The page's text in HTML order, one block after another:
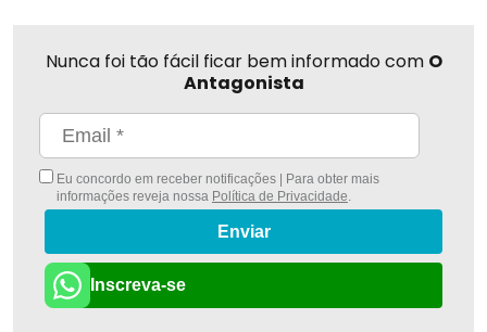
Nunca foi tão fácil ficar bem informado com O
Antagonista
Eu concordo em receber notificações | Para obter mais
informações reveja nossa Política de Privacidade.
Enviar
Inscreva-se